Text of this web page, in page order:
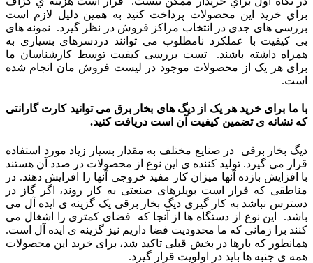
براي خريد اين محصولات پرداخت كنيد به همین دلیل لازم است
بررسی های جدی در انتخاب مراکز فروش در نظر گیرد. نمونه های
بی کیفیت با عملکرد نامطلوب می توانند دردسرهای بسیاری به
همراه داشته باشند. تست بررسی کیفیت توسط کارشناسان ما
برای هر یک از محصولات موجود در لیست فروش مان انجام شده
است.
با ما برای خرید هر یک از دیگ های بخار برق می توانید کارت گارانتی
که نشانه ی تضمین کیفیت آن است دریافت کنید.
دیگ بخار برقی در صنایع مختلف به مقدار بسیار زیاد مورد استفاده
قرار می گیرد. تولید کننده ی این نوع از محصولات در صدد آن هستند
با افزایش بازده آنها میزان کار مفید خروجی آنها را افزایش دهند. در
مناطقی که قرار است بویلرهای صنعتی به کار روند، اگر گاز در
دسترس نباشد به کار گیری دیگ بخار برقی یک گزینه ی ایده آل می
باشد. این نوع از دستگاه ها از آنجا که فضای کمتری را اشغال می
کنند برا زمانی که ما محدودیت فضا داریم نیز گزینه ی ایده آل است.
همانطور که بارها در بخش قبلی تاکید شد، برای خرید این محصولات
همه ی جنبه ها باید در اولویت قرار گیرد.